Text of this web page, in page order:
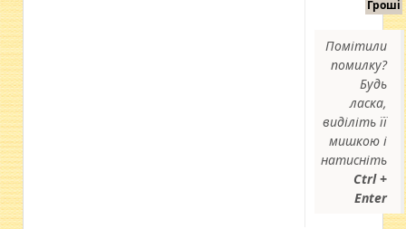
Гроші
Помітили
помилку?
Будь
ласка,
виділіть її
мишкою і
натисніть
Ctrl +
Enter